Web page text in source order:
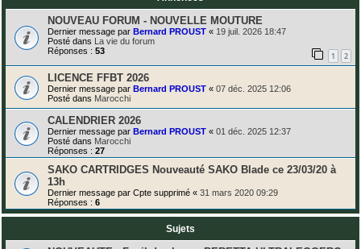
NOUVEAU FORUM - NOUVELLE MOUTURE
Dernier message par Bernard PROUST « 19 juil. 2026 18:47
Posté dans La vie du forum
Réponses : 53 1 2
LICENCE FFBT 2026
Dernier message par Bernard PROUST « 07 déc. 2025 12:06
Posté dans Marocchi
CALENDRIER 2026
Dernier message par Bernard PROUST « 01 déc. 2025 12:37
Posté dans Marocchi
Réponses : 27
SAKO CARTRIDGES Nouveauté SAKO Blade ce 23/03/20 à
13h
Dernier message par Cpte supprimé « 31 mars 2020 09:29
Réponses : 6
Sujets